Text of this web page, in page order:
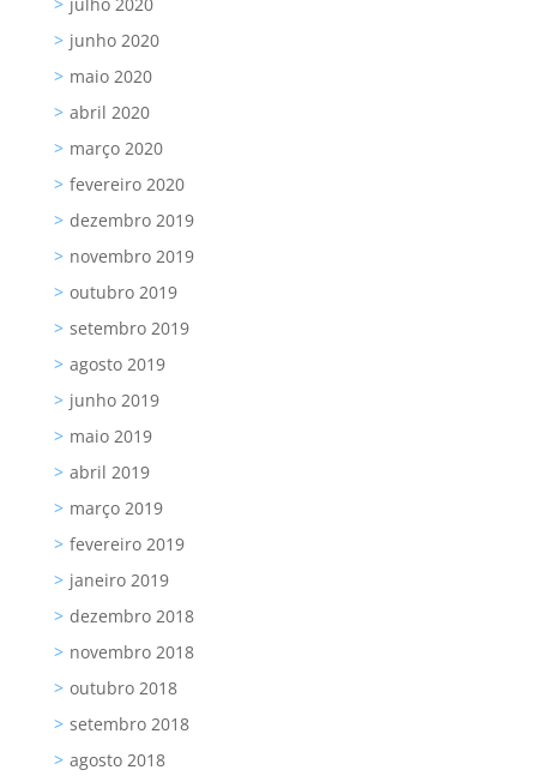
junho 2020
maio 2020
abril 2020
março 2020
fevereiro 2020
dezembro 2019
novembro 2019
outubro 2019
setembro 2019
agosto 2019
junho 2019
maio 2019
abril 2019
março 2019
fevereiro 2019
janeiro 2019
dezembro 2018
novembro 2018
outubro 2018
setembro 2018
agosto 2018